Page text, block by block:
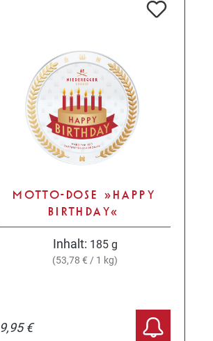
MOTTO-DOSE »HAPPY
BIRTHDAY«
Inhalt: 185 g
(53,78 € / 1 kg)
9,95 €